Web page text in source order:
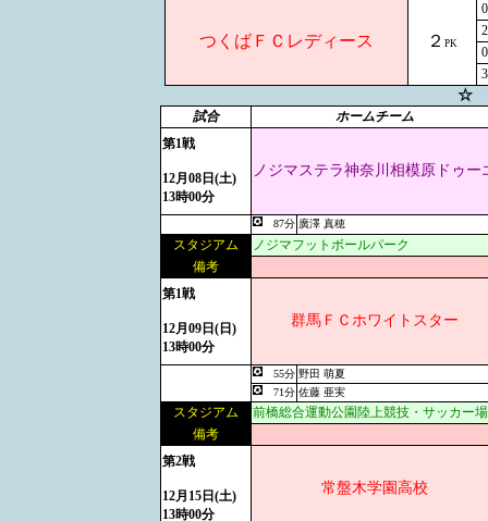
つくばＦＣレディース ２ PK
0
2
0
3
☆
試合
ホームチーム
第1戦
12月08日(土)
13時00分
ノジマステラ神奈川相模原ドゥー
87分 廣澤 真穂
スタジアム
ノジマフットボールパーク
備考
第1戦
12月09日(日)
13時00分
群馬ＦＣホワイトスター
55分 野田 萌夏
71分 佐藤 亜実
スタジアム
前橋総合運動公園陸上競技・サッカー場
備考
第2戦
12月15日(土)
13時00分
常盤木学園高校